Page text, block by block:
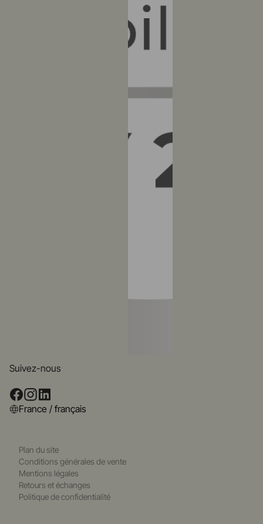
Suivez-nous
France / français
Plan du site
Conditions générales de vente
Mentions légales
Retours et échanges
Politique de confidentialité